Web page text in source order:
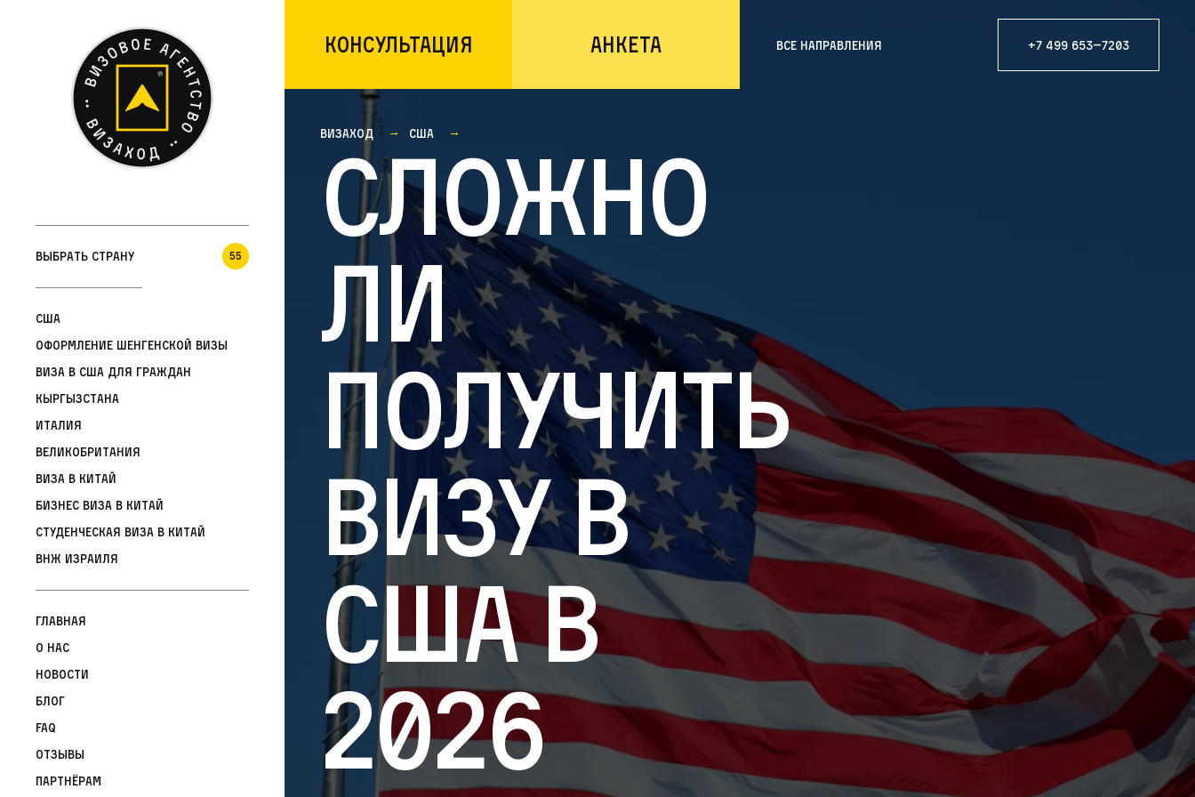
Консультация Анкета Все направления +7 499 653—7203
Выбрать страну 55
США
Оформление шенгенской визы
Виза в США для граждан
Кыргызстана
Италия
Великобритания
Виза в Китай
Бизнес виза в Китай
Студенческая виза в Китай
ВНЖ Израиля
Главная
О нас
Новости
Блог
FAQ
Отзывы
Партнёрам
Визаход США
Сложно
ли
получить
визу в
США в
2026